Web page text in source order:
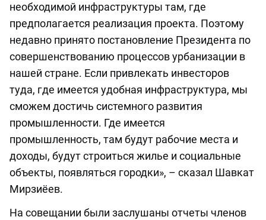
необходимой инфраструктуры там, где
предполагается реализация проекта. Поэтому
недавно принято постановление Президента по
совершенствованию процессов урбанизации в
нашей стране. Если привлекать инвесторов
туда, где имеется удобная инфраструктура, мы
сможем достичь системного развития
промышленности. Где имеется
промышленность, там будут рабочие места и
доходы, будут строиться жилье и социальные
объекты, появляться городки», – сказал Шавкат
Мирзиёев.
На совещании были заслушаны отчеты членов